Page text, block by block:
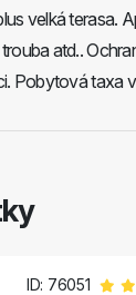
velká terasa.
atd..
Pobytová taxa
ID: 76051